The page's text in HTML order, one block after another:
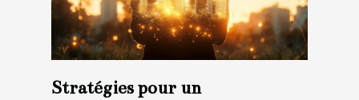
Stratégies pour un